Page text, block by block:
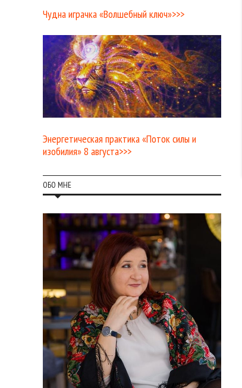
Чудна играчка «Волшебный ключ»>>>
Энергетическая практика «Поток силы и
изобилия» 8 августа>>>
ОБО МНЕ